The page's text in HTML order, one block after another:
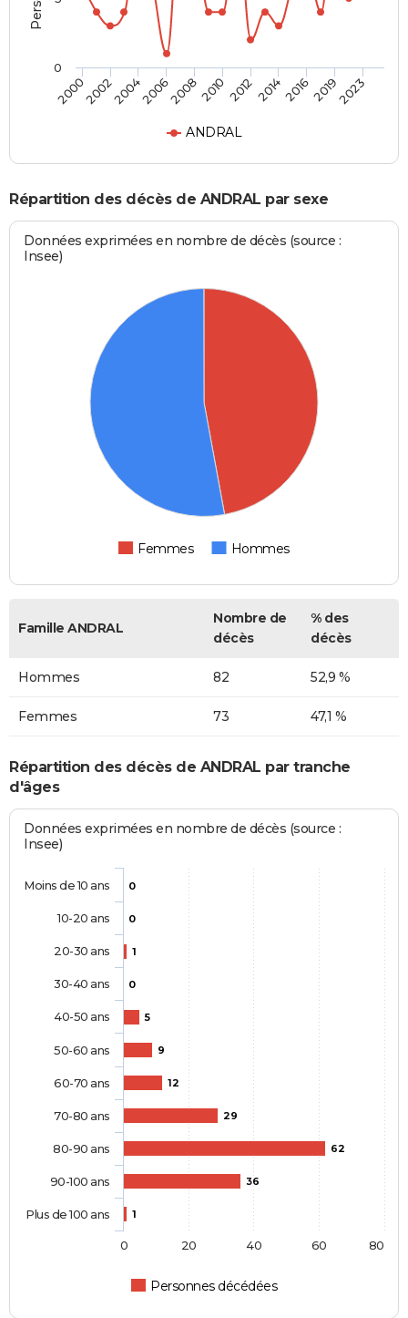
ANDRAL
200020022004200620082010 20122014201620192023
0
Répartition des décès de ANDRAL par sexe
Données exprimées en nombre de décès (source :
Insee)
Femmes Hommes
Famille ANDRAL
Nombre de
décès
% des
décès
Hommes 82 52,9 %
Femmes 73 47,1 %
Répartition des décès de ANDRAL par tranche
d'âges
Données exprimées en nombre de décès (source :
Insee)
0
0
1
0
5
9
12
29
62
36
1
Personnes décédées
Moins de 10 ans
10-20 ans
20-30 ans
30-40 ans
40-50 ans
50-60 ans
60-70 ans
70-80 ans
80-90 ans
90-100 ans
Plus de 100 ans
0 20 40 60 80